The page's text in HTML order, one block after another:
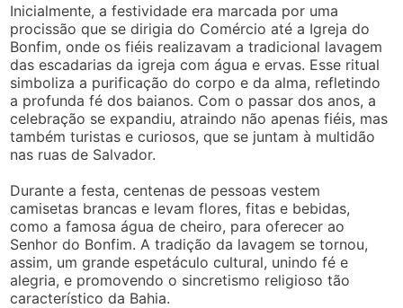
Inicialmente, a festividade era marcada por uma
procissão que se dirigia do Comércio até a Igreja do
Bonfim, onde os fiéis realizavam a tradicional lavagem
das escadarias da igreja com água e ervas. Esse ritual
simboliza a purificação do corpo e da alma, refletindo
a profunda fé dos baianos. Com o passar dos anos, a
celebração se expandiu, atraindo não apenas fiéis, mas
também turistas e curiosos, que se juntam à multidão
nas ruas de Salvador.
Durante a festa, centenas de pessoas vestem
camisetas brancas e levam flores, fitas e bebidas,
como a famosa água de cheiro, para oferecer ao
Senhor do Bonfim. A tradição da lavagem se tornou,
assim, um grande espetáculo cultural, unindo fé e
alegria, e promovendo o sincretismo religioso tão
característico da Bahia.